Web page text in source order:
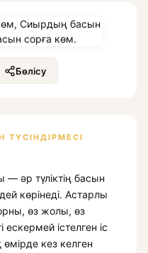
Бөлісу
әр түліктің басын
көрінеді. Астарлы
өз жолы, өз
ескермей істелген іс
кез келген